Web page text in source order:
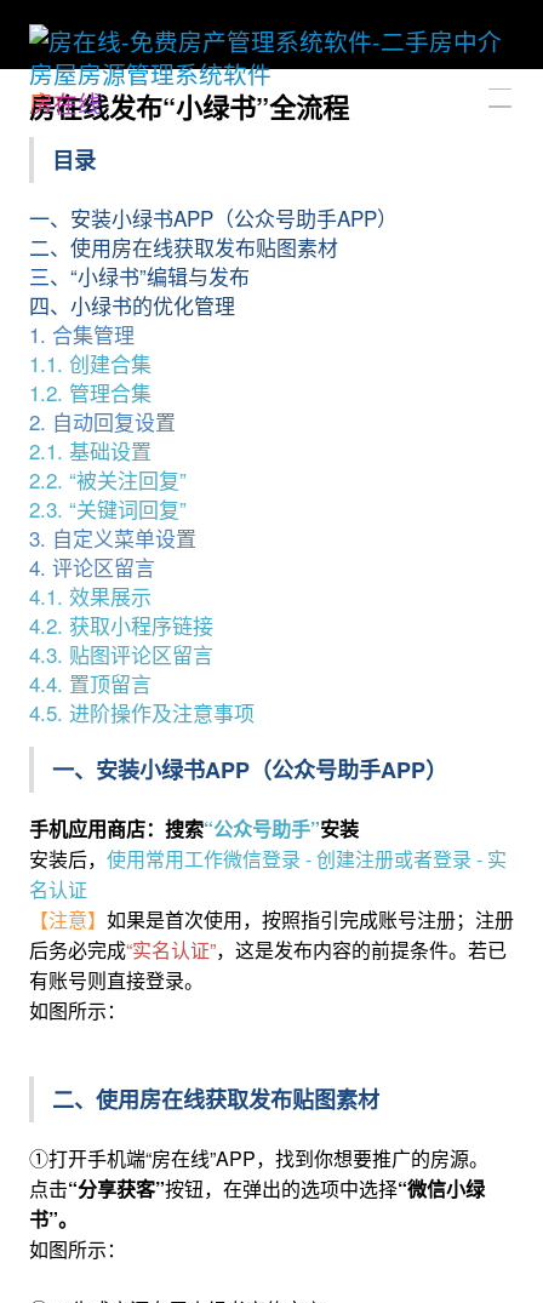
房在线
房在线发布“小绿书”全流程
目录
一、安装小绿书APP（公众号助手APP）
二、使用房在线获取发布贴图素材
三、“小绿书”编辑与发布
四、小绿书的优化管理
1. 合集管理
1.1. 创建合集
1.2. 管理合集
2. 自动回复设置
2.1. 基础设置
2.2. “被关注回复”
2.3. “关键词回复”
3. 自定义菜单设置
4. 评论区留言
4.1. 效果展示
4.2. 获取小程序链接
4.3. 贴图评论区留言
4.4. 置顶留言
4.5. 进阶操作及注意事项
一、安装小绿书APP（公众号助手APP）
手机应用商店：搜索“公众号助手”安装
安装后， 使用常用工作微信登录 - 创建注册或者登录 - 实
名认证
【注意】 如果是首次使用，按照指引完成账号注册；注册
后务必完成“实名认证”，这是发布内容的前提条件。若已
有账号则直接登录。
如图所示：
二、使用房在线获取发布贴图素材
①打开手机端“房在线”APP，找到你想要推广的房源。
点击“分享获客”按钮，在弹出的选项中选择“微信小绿
书”。
如图所示：